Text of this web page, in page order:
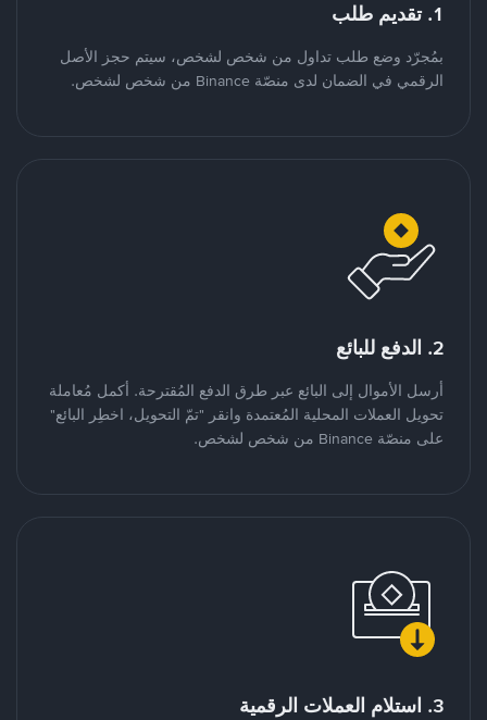
1. تقديم طلب
بمُجرّد وضع طلب تداول من شخص لشخص، سيتم حجز الأصل
الرقمي في الضمان لدى منصّة Binance من شخص لشخص.
2. الدفع للبائع
أرسل الأموال إلى البائع عبر طرق الدفع المُقترحة. أكمل مُعاملة
تحويل العملات المحلية المُعتمدة وانقر "تمّ التحويل، اخطِر البائع"
على منصّة Binance من شخص لشخص.
3. استلام العملات الرقمية